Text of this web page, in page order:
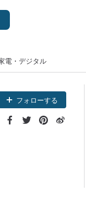
電・デジタル
フォローする